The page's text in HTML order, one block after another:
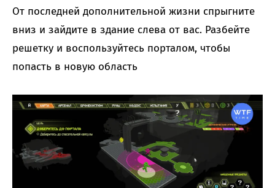
От последней дополнительной жизни спрыгните
вниз и зайдите в здание слева от вас. Разбейте
решетку и воспользуйтесь порталом, чтобы
попасть в новую область